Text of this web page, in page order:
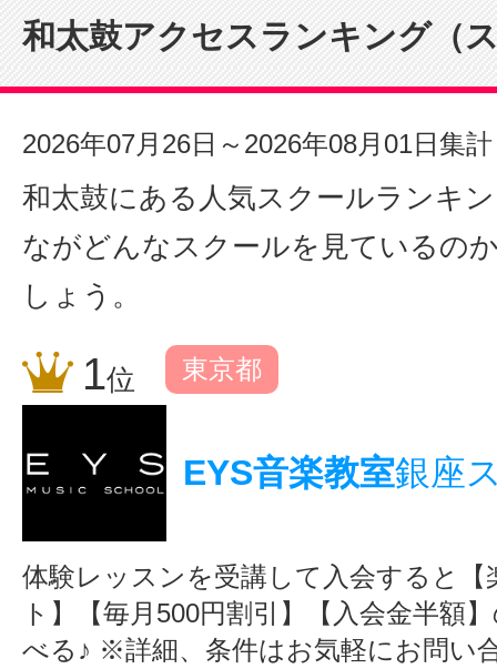
和太鼓アクセスランキング（
2026年07月26日～2026年08月01日集計
和太鼓にある人気スクールランキ
ながどんなスクールを見ているの
しょう。
1位 東京都
EYS音楽教室銀座
体験レッスンを受講して入会すると【
ト】【毎月500円割引】【入会金半額
べる♪ ※詳細、条件はお気軽にお問い